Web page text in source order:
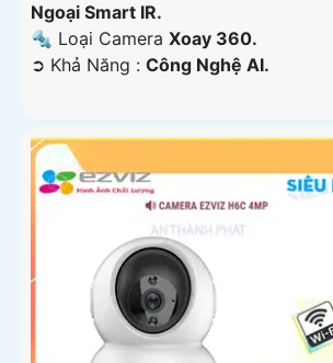
Ngoại Smart IR.
🔩 Loại Camera Xoay 360.
️➲ Khả Năng : Công Nghệ AI.